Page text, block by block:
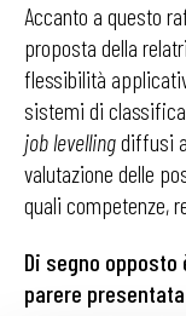
Accanto a questo
proposta della
flessibilità
sistemi di
job levellingdiffusi
valutazione delle
quali competenze,
Di segno
parere presentata